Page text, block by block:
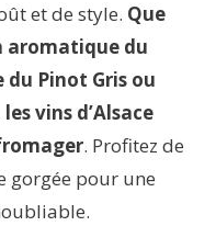
et de style. Que
aromatique du
du Pinot Gris ou
vins d’Alsace
. Profitez de
gorgée pour une